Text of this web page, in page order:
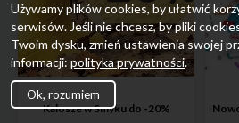
Kalosze w Smyku do -20%
Używamy plików cookies, by ułatwić
serwisów. Jeśli nie chcesz, by pliki
Twoim dysku, zmień ustawienia swojej
informacji: polityka prywatności.
Ok, rozumiem